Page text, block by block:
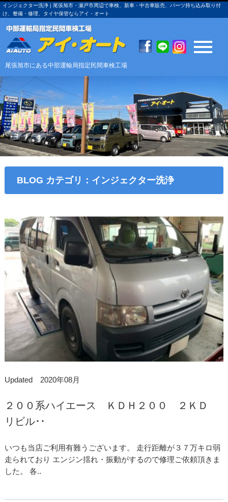
インジェクター洗浄 | 尾張旭市・瀬戸市周辺で車検、新車・中古車販売、パーツ持ち込み取り付
け、整備・修理、タイヤ保管ならアイ・オート
尾張旭市にある中部運輸局指定民間車検工場
BLOG カテゴリ：インジェクター洗浄
Updated 2020年08月
２００系ハイエース ＫＤＨ２００ ２ＫＤ
リビル･･
いつも当店ご利用有難うございます。 走行距離が３７万キロ弱
走られており エンジン揺れ・振動がするので修理ご依頼頂きま
した。 各..